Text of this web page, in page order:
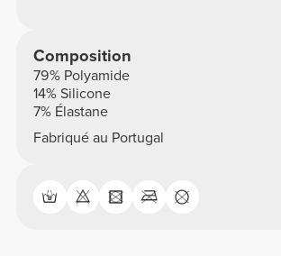
Composition
79% Polyamide
14% Silicone
7% Élastane
Fabriqué au Portugal